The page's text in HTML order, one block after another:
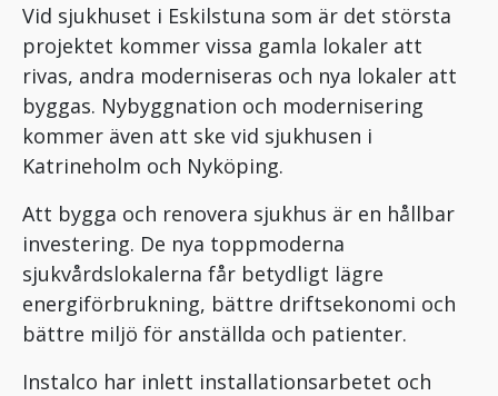
Vid sjukhuset i Eskilstuna som är det största
projektet kommer vissa gamla lokaler att
rivas, andra moderniseras och nya lokaler att
byggas. Nybyggnation och modernisering
kommer även att ske vid sjukhusen i
Katrineholm och Nyköping.
Att bygga och renovera sjukhus är en hållbar
investering. De nya toppmoderna
sjukvårdslokalerna får betydligt lägre
energiförbrukning, bättre driftsekonomi och
bättre miljö för anställda och patienter.
Instalco har inlett installationsarbetet och